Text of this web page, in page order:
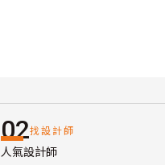
02找設計師
人氣設計師